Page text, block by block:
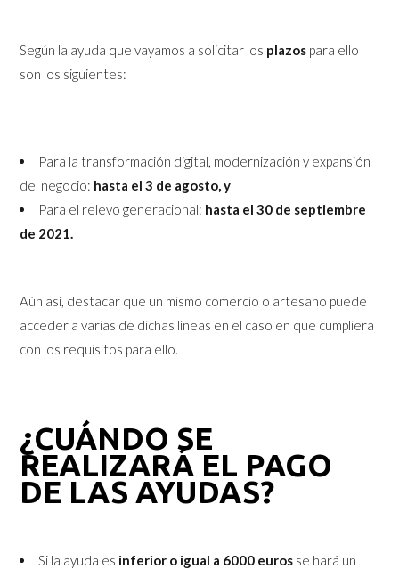
Según la ayuda que vayamos a solicitar los plazos para ello
son los siguientes:
Para la transformación digital, modernización y expansión
del negocio: hasta el 3 de agosto, y
Para el relevo generacional: hasta el 30 de septiembre
de 2021.
Aún así, destacar que un mismo comercio o artesano puede
acceder a varias de dichas líneas en el caso en que cumpliera
con los requisitos para ello.
¿CUÁNDO SE
REALIZARÁ EL PAGO
DE LAS AYUDAS?
Si la ayuda es inferior o igual a 6000 euros se hará un